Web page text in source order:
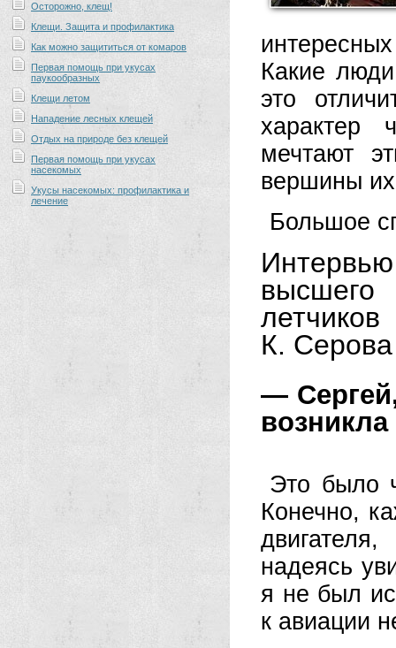
Осторожно, клещ!
Клещи. Защита и профилактика
Как можно защититься от комаров
Первая помощь при укусах
паукообразных
Клещи летом
Нападение лесных клещей
Отдых на природе без клещей
Первая помощь при укусах
насекомых
Укусы насекомых: профилактика и
лечение
Какие
это
характер
мечтают
вершины
Большое
высшего
К. Серова
—
Это было
Конечно,
надеясь
я не был
к авиации